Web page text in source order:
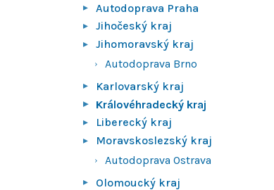
Autodoprava Praha
Jihočeský kraj
Jihomoravský kraj
Autodoprava Brno
Karlovarský kraj
Královéhradecký kraj
Liberecký kraj
Moravskoslezský kraj
Autodoprava Ostrava
Olomoucký kraj